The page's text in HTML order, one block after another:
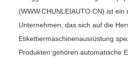
(WWW.CHUNLEIAUTO.CN) ist ein
Unternehmen, das sich auf die
Etikettiermaschinenausrüstung
Produkten gehören automatische